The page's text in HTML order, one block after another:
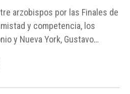
arzobispos por las Finales de
y competencia, los
y Nueva York, Gustavo
sobre el resultado de las